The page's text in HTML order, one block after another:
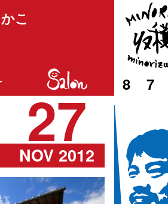
8 7
こ
NOV 2012
27